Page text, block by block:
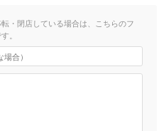
・閉店している場合は、こちらのフ
。